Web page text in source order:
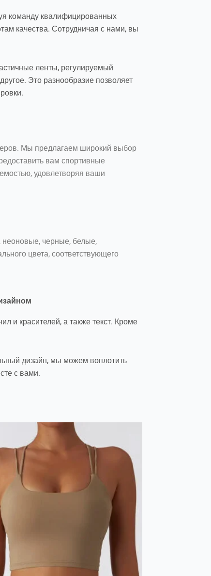
команду квалифицированных
качества. Сотрудничая с нами, вы
ленты, регулируемый
Это разнообразие позволяет
Мы предлагаем широкий выбор
вам спортивные
удовлетворяя ваши
неоновые, черные, белые,
цвета, соответствующего
и красителей, а также текст. Кроме
дизайн, мы можем воплотить
с вами.